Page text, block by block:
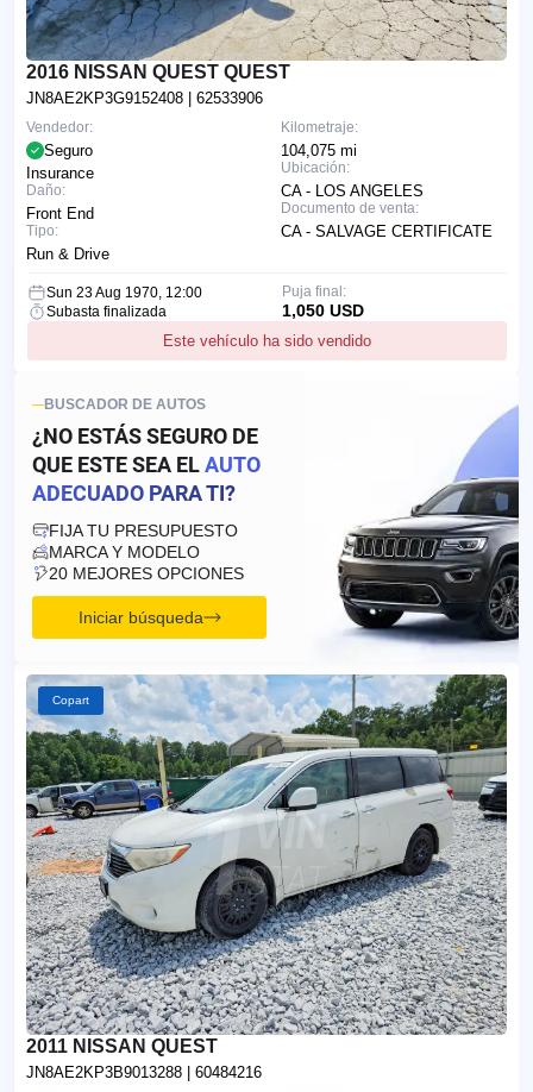
2016 NISSAN QUEST QUEST
JN8AE2KP3G9152408 | 62533906
Kilometraje:
104,075 mi
Ubicación:
CA - LOS ANGELES
Documento de venta:
CA - SALVAGE CERTIFICATE
Vendedor:
Seguro
Insurance
Daño:
Front End
Tipo:
Run & Drive
Sun 23 Aug 1970, 12:00
Subasta finalizada
Este vehículo ha sido vendido
Puja final:
1,050 USD
BUSCADOR DE AUTOS
¿NO ESTÁS SEGURO DE
QUE ESTE SEA ELAUTO
ADECUADO PARA TI?
FIJA TU PRESUPUESTO
MARCA Y MODELO
20 MEJORES OPCIONES
Iniciar búsqueda
Copart
2011 NISSAN QUEST
JN8AE2KP3B9013288 | 60484216